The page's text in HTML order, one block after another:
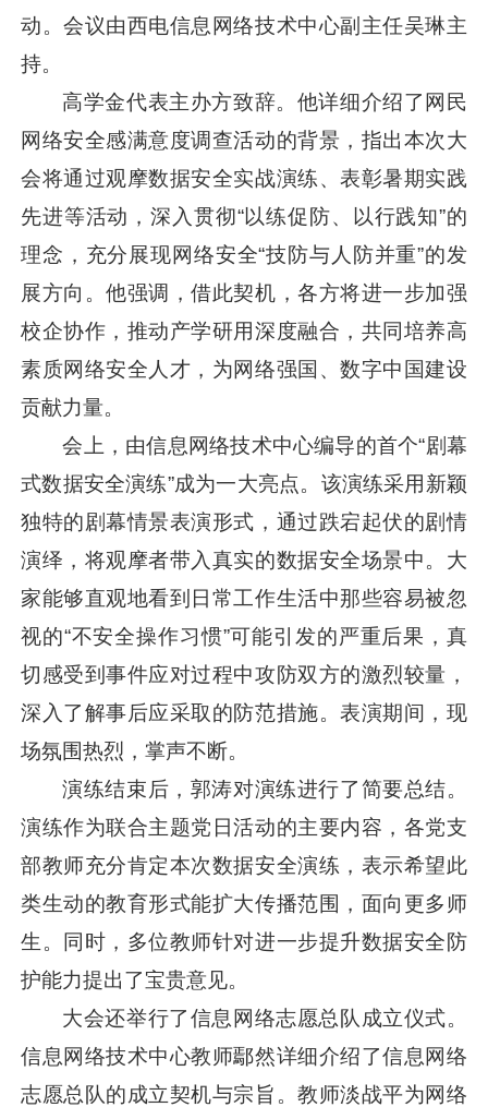
动。会议由西电信息网络技术中心副主任吴琳主
持。
高学金代表主办方致辞。他详细介绍了网民
网络安全感满意度调查活动的背景，指出本次大
会将通过观摩数据安全实战演练、表彰暑期实践
先进等活动，深入贯彻“以练促防、以行践知”的
理念，充分展现网络安全“技防与人防并重”的发
展方向。他强调，借此契机，各方将进一步加强
校企协作，推动产学研用深度融合，共同培养高
素质网络安全人才，为网络强国、数字中国建设
贡献力量。
会上，由信息网络技术中心编导的首个“剧幕
式数据安全演练”成为一大亮点。该演练采用新颖
独特的剧幕情景表演形式，通过跌宕起伏的剧情
演绎，将观摩者带入真实的数据安全场景中。大
家能够直观地看到日常工作生活中那些容易被忽
视的“不安全操作习惯”可能引发的严重后果，真
切感受到事件应对过程中攻防双方的激烈较量，
深入了解事后应采取的防范措施。表演期间，现
场氛围热烈，掌声不断。
演练结束后，郭涛对演练进行了简要总结。
演练作为联合主题党日活动的主要内容，各党支
部教师充分肯定本次数据安全演练，表示希望此
类生动的教育形式能扩大传播范围，面向更多师
生。同时，多位教师针对进一步提升数据安全防
护能力提出了宝贵意见。
大会还举行了信息网络志愿总队成立仪式。
信息网络技术中心教师鄢然详细介绍了信息网络
志愿总队的成立契机与宗旨。教师淡战平为网络